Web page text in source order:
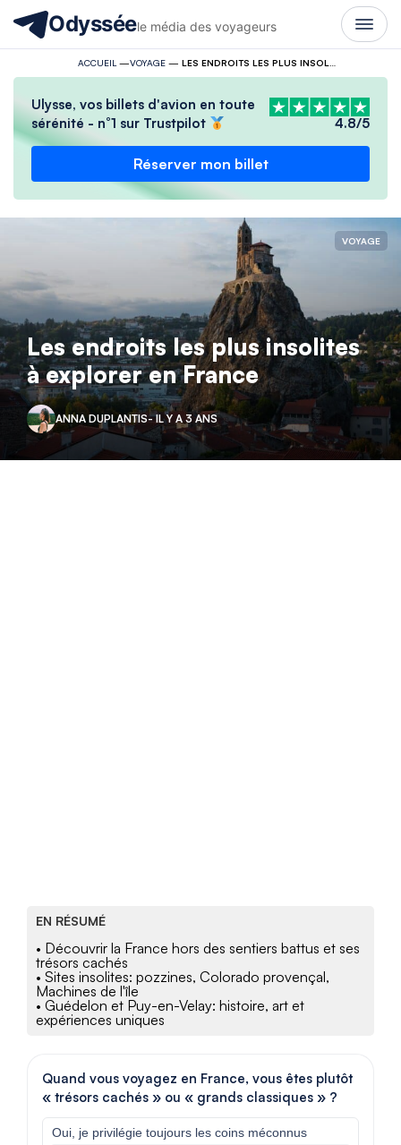
Odysséele média des voyageurs
ACCUEIL —VOYAGE—
Ulysse, vos billets d'avion en toute
sérénité - n°1 sur Trustpilot
4.8/5
Réserver mon billet
VOYAGE
Les endroits les plus insolites
à explorer en France
ANNA DUPLANTIS- IL Y A 3 ANS
EN RÉSUMÉ
• Découvrir la France hors des sentiers battus et ses
trésors cachés
• Sites insolites: pozzines, Colorado provençal,
Machines de l'île
• Guédelon et Puy-en-Velay: histoire, art et
expériences uniques
Quand vous voyagez en France, vous êtes plutôt
« trésors cachés » ou « grands classiques » ?
Oui, je privilégie toujours les coins méconnus